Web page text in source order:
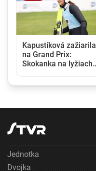
Kapustíková zažiarila
na Grand Prix:
Skokanka na lyžiach
Jednotka
Dvojka